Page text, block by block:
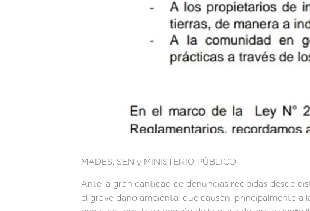
MADES, SEN y MINISTERIO PÚBLICO
Ante la gran cantidad de denuncias recibidas desde
el grave daño ambiental que causan, principalmente